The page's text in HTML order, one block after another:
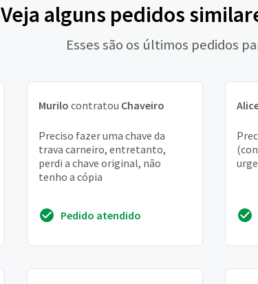
Veja alguns pedidos
Esses são os últimos pedidos
Murilo contratou Chaveiro
Preciso fazer uma chave da
trava carneiro, entretanto,
perdi a chave original, não
tenho a cópia
Pedido atendido